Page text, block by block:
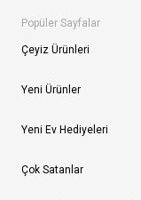
Popüler Sayfalar
Çeyiz Ürünleri
Yeni Ürünler
Yeni Ev Hediyeleri
Çok Satanlar